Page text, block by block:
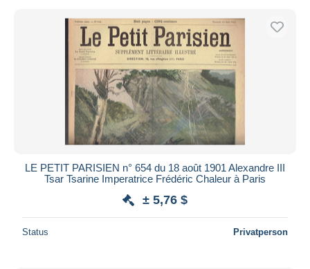
LE PETIT PARISIEN n° 654 du 18 août 1901 Alexandre III
Tsar Tsarine Imperatrice Frédéric Chaleur à Paris
± 5,76 $
Status Privatperson